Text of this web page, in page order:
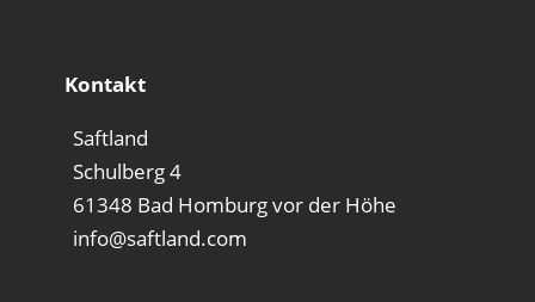
Kontakt
Saftland
Schulberg 4
61348 Bad Homburg vor der Höhe
info@saftland.com